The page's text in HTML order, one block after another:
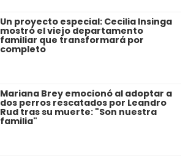
Un proyecto especial: Cecilia Insinga
mostró el viejo departamento
familiar que transformará por
completo
Mariana Brey emocionó al adoptar a
dos perros rescatados por Leandro
Rud tras su muerte: "Son nuestra
familia"